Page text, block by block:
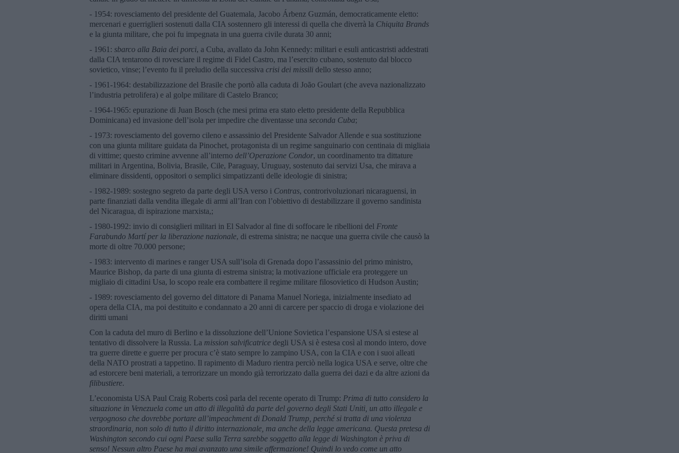
- 1954: rovesciamento del presidente del Guatemala, Jacobo Árbenz Guzmán, democraticamente eletto:
mercenari e guerriglieri sostenuti dalla CIA sostennero gli interessi di quella che diverrà la Chiquita Brands
e la giunta militare, che poi fu impegnata in una guerra civile durata 30 anni;
- 1961: sbarco alla Baia dei porci, a Cuba, avallato da John Kennedy: militari e esuli anticastristi addestrati
dalla CIA tentarono di rovesciare il regime di Fidel Castro, ma l’esercito cubano, sostenuto dal blocco
sovietico, vinse; l’evento fu il preludio della successiva crisi dei missili dello stesso anno;
- 1961-1964: destabilizzazione del Brasile che portò alla caduta di João Goulart (che aveva nazionalizzato
l’industria petrolifera) e al golpe militare di Castelo Branco;
- 1964-1965: epurazione di Juan Bosch (che mesi prima era stato eletto presidente della Repubblica
Dominicana) ed invasione dell’isola per impedire che diventasse una seconda Cuba;
- 1973: rovesciamento del governo cileno e assassinio del Presidente Salvador Allende e sua sostituzione
con una giunta militare guidata da Pinochet, protagonista di un regime sanguinario con centinaia di migliaia
di vittime; questo crimine avvenne all’interno dell’Operazione Condor, un coordinamento tra dittature
militari in Argentina, Bolivia, Brasile, Cile, Paraguay, Uruguay, sostenuto dai servizi Usa, che mirava a
eliminare dissidenti, oppositori o semplici simpatizzanti delle ideologie di sinistra;
- 1982-1989: sostegno segreto da parte degli USA verso i Contras, controrivoluzionari nicaraguensi, in
parte finanziati dalla vendita illegale di armi all’Iran con l’obiettivo di destabilizzare il governo sandinista
del Nicaragua, di ispirazione marxista,;
- 1980-1992: invio di consiglieri militari in El Salvador al fine di soffocare le ribellioni del Fronte
Farabundo Martí per la liberazione nazionale, di estrema sinistra; ne nacque una guerra civile che causò la
morte di oltre 70.000 persone;
- 1983: intervento di marines e ranger USA sull’isola di Grenada dopo l’assassinio del primo ministro,
Maurice Bishop, da parte di una giunta di estrema sinistra; la motivazione ufficiale era proteggere un
migliaio di cittadini Usa, lo scopo reale era combattere il regime militare filosovietico di Hudson Austin;
- 1989: rovesciamento del governo del dittatore di Panama Manuel Noriega, inizialmente insediato ad
opera della CIA, ma poi destituito e condannato a 20 anni di carcere per spaccio di droga e violazione dei
diritti umani
Con la caduta del muro di Berlino e la dissoluzione dell’Unione Sovietica l’espansione USA si estese al
tentativo di dissolvere la Russia. La mission salvificatrice degli USA si è estesa così al mondo intero, dove
tra guerre dirette e guerre per procura c’è stato sempre lo zampino USA, con la CIA e con i suoi alleati
della NATO prostrati a tappetino. Il rapimento di Maduro rientra perciò nella logica USA e serve, oltre che
ad estorcere beni materiali, a terrorizzare un mondo già terrorizzato dalla guerra dei dazi e da altre azioni da
filibustiere.
L’economista USA Paul Craig Roberts così parla del recente operato di Trump: Prima di tutto considero la
situazione in Venezuela come un atto di illegalità da parte del governo degli Stati Uniti, un atto illegale e
vergognoso che dovrebbe portare all’impeachment di Donald Trump, perché si tratta di una violenza
straordinaria, non solo di tutto il diritto internazionale, ma anche della legge americana. Questa pretesa di
Washington secondo cui ogni Paese sulla Terra sarebbe soggetto alla legge di Washington è priva di
senso! Nessun altro Paese ha mai avanzato una simile affermazione! Quindi lo vedo come un atto